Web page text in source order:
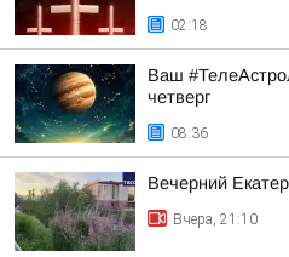
02:18
Ваш
четверг
08:36
Вечерний
Вчера, 21:10